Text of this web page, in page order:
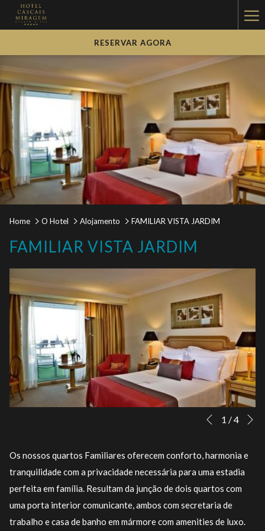
RESERVAR AGORA
Home O Hotel Alojamento FAMILIAR VISTA JARDIM
FAMILIAR VISTA JARDIM
Botões
controle
apresentação
de
slides
Ao
nos
seguir
se
Anterior
1 /4
Os nossos quartos Familiares oferecem conforto, harmonia e
tranquilidade com a privacidade necessária para uma estadia
perfeita em família. Resultam da junção de dois quartos com
uma porta interior comunicante, ambos com secretaria de
trabalho e casa de banho em mármore com amenities de luxo.